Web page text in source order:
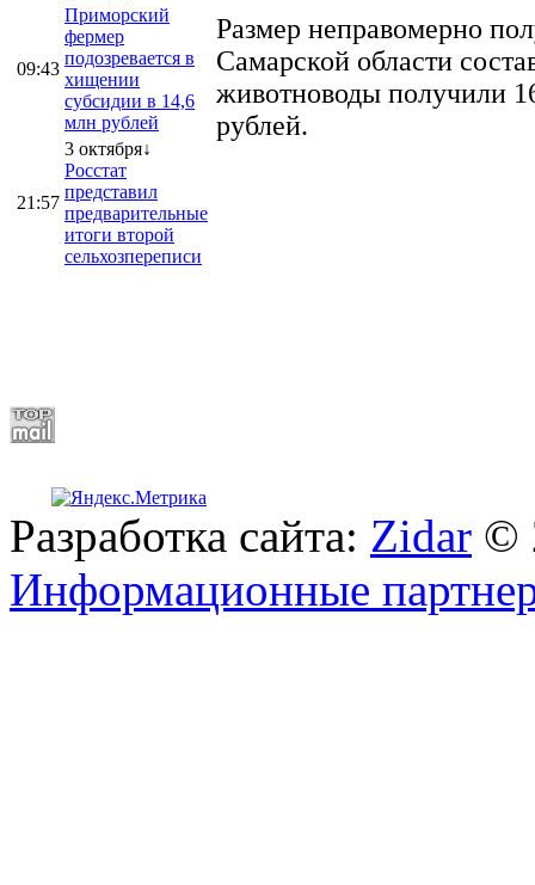
09:43
Приморский
фермер
подозревается в
хищении
субсидии в 14,6
млн рублей
21:57
3 октября↓
Росстат
представил
предварительные
итоги второй
сельхозпереписи
Размер неправомерно
Самарской области
животноводы получили
рублей.
Разработка сайта: Zidar ©
Информационные